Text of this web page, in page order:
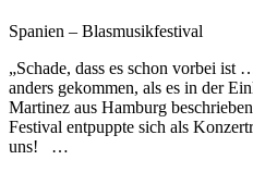
Spanien – Blasmusikfestival
„Schade, dass es schon vorbei ist
anders gekommen, als es in der
Martinez aus Hamburg
Festival entpuppte sich als
uns! …